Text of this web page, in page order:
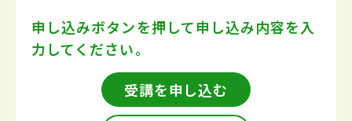
申し込みボタンを押して申し込み内容を入
力してください。
受講を申し込む